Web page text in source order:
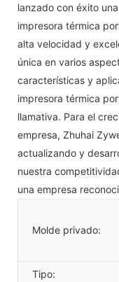
lanzado con éxito
impresora térmica
alta velocidad y
única en varios
características y
impresora térmica
llamativa. Para el
empresa, Zhuhai
actualizando y
nuestra
una empresa
Molde privado:
Tipo: